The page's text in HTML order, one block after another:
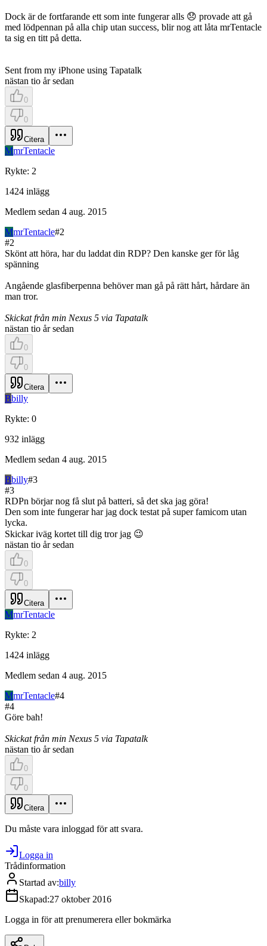
Dock är de fortfarande ett som inte fungerar alls 😞 provade att gå
med lödpennan på alla chip utan success, blir nog att låta mrTentacle
ta sig en titt på detta.
Sent from my iPhone using Tapatalk
nästan tio år sedan
0
0
Citera
MmrTentacle
Rykte: 2
1424 inlägg
Medlem sedan 4 aug. 2015
MmrTentacle#2
#2
Skönt att höra, har du laddat din RDP? Den kanske ger för låg
spänning
Angående glasfiberpenna behöver man gå på rätt hårt, hårdare än
man tror.
Skickat från min Nexus 5 via Tapatalk
nästan tio år sedan
0
0
Citera
Bbilly
Rykte: 0
932 inlägg
Medlem sedan 4 aug. 2015
Bbilly#3
#3
RDPn börjar nog få slut på batteri, så det ska jag göra!
Den som inte fungerar har jag dock testat på super famicom utan
lycka.
Skickar iväg kortet till dig tror jag 😉
nästan tio år sedan
0
0
Citera
MmrTentacle
Rykte: 2
1424 inlägg
Medlem sedan 4 aug. 2015
MmrTentacle#4
#4
Göre bah!
Skickat från min Nexus 5 via Tapatalk
nästan tio år sedan
0
0
Citera
Du måste vara inloggad för att svara.
Logga in
Trådinformation
Startad av:billy
Skapad:27 oktober 2016
Logga in för att prenumerera eller bokmärka